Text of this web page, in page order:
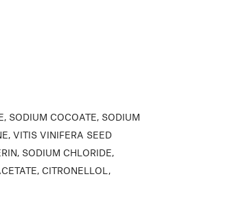
SODIUM COCOATE, SODIUM
VITIS VINIFERA SEED
SODIUM CHLORIDE,
CITRONELLOL,